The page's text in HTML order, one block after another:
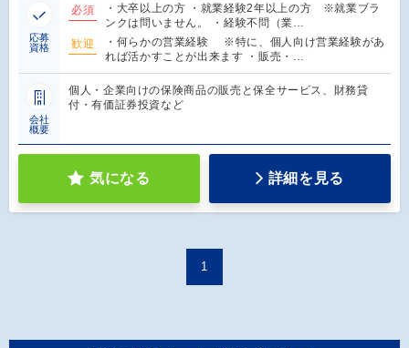
応募
資格
必須
・大卒以上の方 ・就業経験2年以上の方 ※就業ブラ
ンクは問いません。 ・経験不問（業…
歓迎
・何らかの営業経験 ※特に、個人向け営業経験があ
れば活かすことが出来ます ・販売・…
会社
概要
個人・企業向けの保険商品の販売と保全サービス、財務貸
付・有価証券投資など
気になる 詳細を見る
1